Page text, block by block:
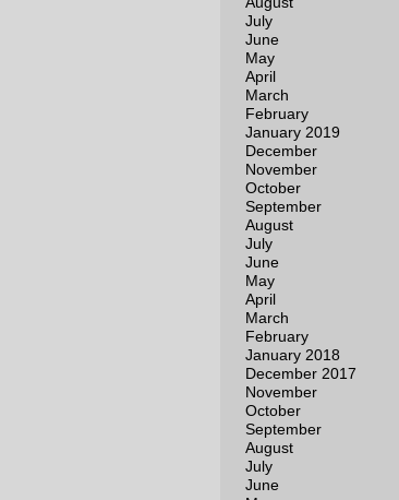
July
June
May
April
March
February
January 2019
December
November
October
September
August
July
June
May
April
March
February
January 2018
December 2017
November
October
September
August
July
June